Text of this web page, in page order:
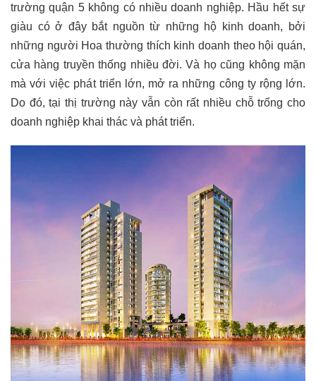
trường quận 5 không có nhiều doanh nghiệp. Hầu hết sự
giàu có ở đây bắt nguồn từ những hộ kinh doanh, bởi
những người Hoa thường thích kinh doanh theo hội quán,
cửa hàng truyền thống nhiều đời. Và họ cũng không mặn
mà với việc phát triển lớn, mở ra những công ty rộng lớn.
Do đó, tại thị trường này vẫn còn rất nhiều chỗ trống cho
doanh nghiệp khai thác và phát triển.